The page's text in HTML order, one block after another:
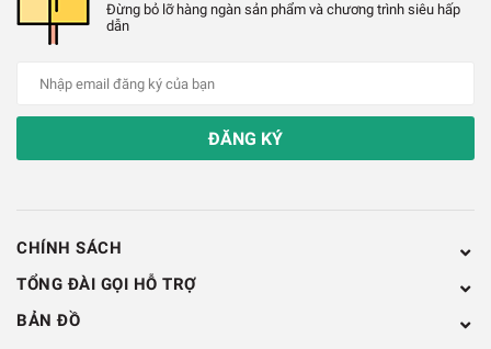
Đừng bỏ lỡ hàng ngàn sản phẩm và chương trình siêu hấp
dẫn
ĐĂNG KÝ
CHÍNH SÁCH
TỔNG ĐÀI GỌI HỖ TRỢ
BẢN ĐỒ